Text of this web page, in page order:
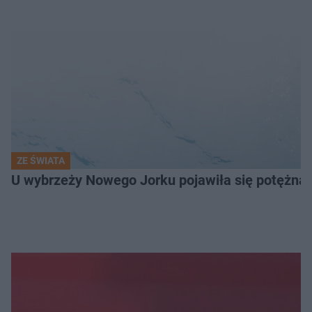
ZE ŚWIATA
U wybrzeży Nowego Jorku pojawiła się